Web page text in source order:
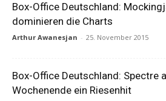
Box-Office Deutschland:
dominieren die Charts
Arthur Awanesjan - 25. November 2015
Box-Office Deutschland: Spectre
Wochenende ein Riesenhit